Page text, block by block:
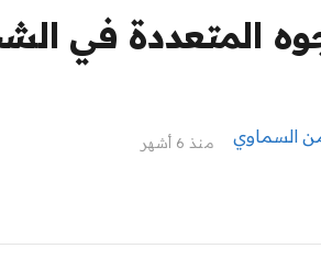
المتعددة في
السماوي منذ 6 أشهر